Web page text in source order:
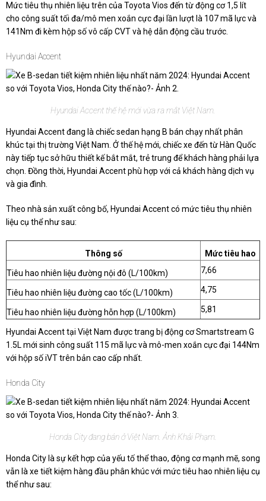
Mức tiêu thụ nhiên liệu trên của Toyota Vios đến từ động cơ 1,5 lít
cho công suất tối đa/mô men xoắn cực đại lần lượt là 107 mã lực và
141Nm đi kèm hộp số vô cấp CVT và hệ dẫn động cầu trước.
Hyundai Accent
Hyundai Accent thế hệ mới vừa ra mắt Việt Nam.
Hyundai Accent đang là chiếc sedan hạng B bán chạy nhất phân
khúc tại thị trường Việt Nam. Ở thế hệ mới, chiếc xe đến từ Hàn Quốc
này tiếp tục sở hữu thiết kế bắt mắt, trẻ trung để khách hàng phải lựa
chọn. Đồng thời, Hyundai Accent phù hợp với cả khách hàng dịch vụ
và gia đình.
Theo nhà sản xuất công bố, Hyundai Accent có mức tiêu thụ nhiên
liệu cụ thể như sau:
Thông số Mức tiêu hao
Tiêu hao nhiên liệu đường nội đô (L/100km) 7,66
Tiêu hao nhiên liệu đường cao tốc (L/100km) 4,75
Tiêu hao nhiên liệu đường hỗn hợp (L/100km) 5,81
Hyundai Accent tại Việt Nam được trang bị động cơ Smartstream G
1.5L mới sinh công suất 115 mã lực và mô-men xoắn cực đại 144Nm
với hộp số iVT trên bản cao cấp nhất.
Honda City
Honda City đang bán ở Việt Nam. Ảnh Khải Phạm.
Honda City là sự kết hợp của yếu tố thể thao, động cơ mạnh mẽ, song
vẫn là xe tiết kiệm hàng đầu phân khúc với mức tiêu hao nhiên liệu cụ
thể như sau: